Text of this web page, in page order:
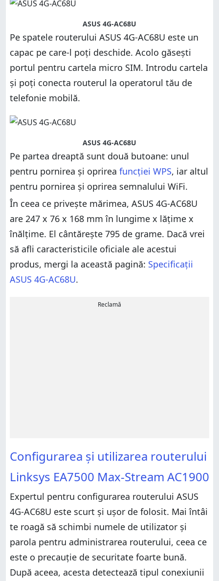
ASUS 4G-AC68U
Pe spatele routerului ASUS 4G-AC68U este un
capac pe care-l poți deschide. Acolo găsești
portul pentru cartela micro SIM. Introdu cartela
și poți conecta routerul la operatorul tău de
telefonie mobilă.
ASUS 4G-AC68U
Pe partea dreaptă sunt două butoane: unul
pentru pornirea și oprirea funcției WPS, iar altul
pentru pornirea și oprirea semnalului WiFi.
În ceea ce privește mărimea, ASUS 4G-AC68U
are 247 x 76 x 168 mm în lungime x lățime x
înălțime. El cântărește 795 de grame. Dacă vrei
să afli caracteristicile oficiale ale acestui
produs, mergi la această pagină: Specificații
ASUS 4G-AC68U.
Reclamă
Configurarea și utilizarea routerului
Linksys EA7500 Max-Stream AC1900
Expertul pentru configurarea routerului ASUS
4G-AC68U este scurt și ușor de folosit. Mai întâi
te roagă să schimbi numele de utilizator și
parola pentru administrarea routerului, ceea ce
este o precauție de securitate foarte bună.
După aceea, acesta detectează tipul conexiunii